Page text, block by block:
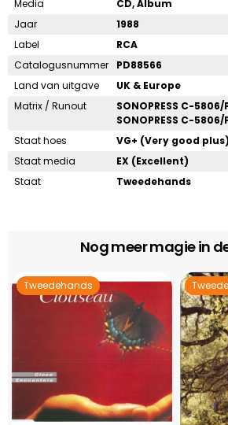
Media
CD, Album
Jaar
1988
Label
RCA
Catalogusnummer
PD88566
Land van uitgave
UK & Europe
Matrix / Runout
SONOPRESS C-5806/
SONOPRESS C-
Staat hoes
VG+ (Very good plus)
Staat media
EX (Excellent)
Staat
Tweedehands
Nog meer magie in
Tweedehands